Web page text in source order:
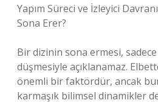
Yapım Süreci ve İzleyici
Sona Erer?
Bir dizinin sona ermesi,
düşmesiyle açıklanamaz.
önemli bir faktördür, ancak
karmaşık bilimsel dinamikler